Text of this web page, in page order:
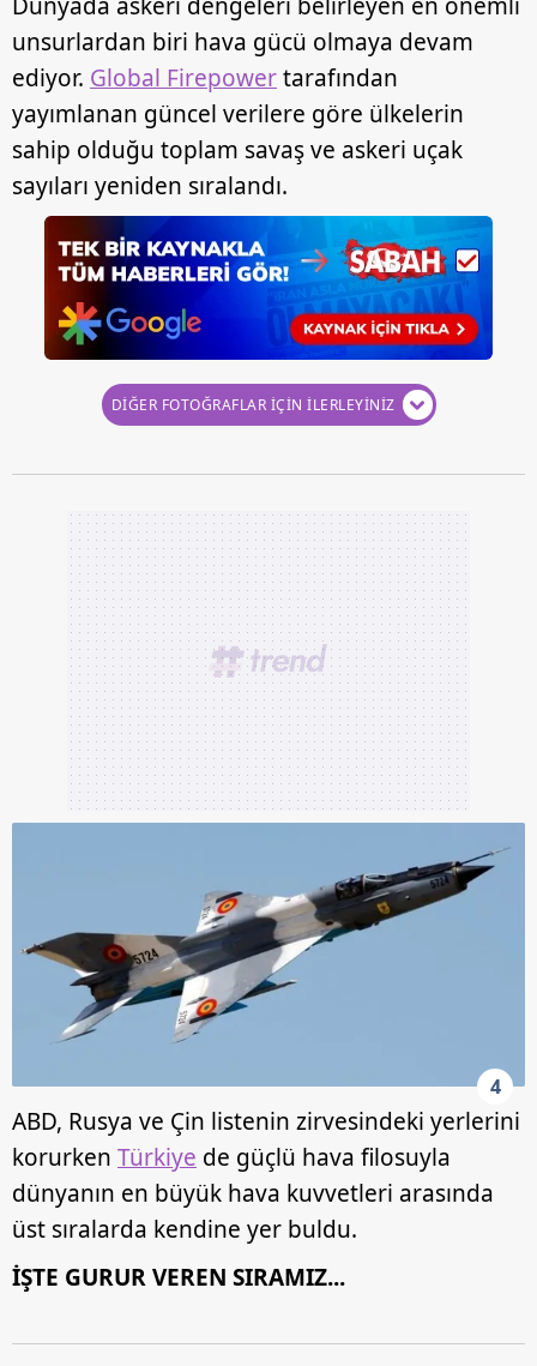
unsurlardan biri hava gücü olmaya devam
ediyor. Global Firepowertarafından
yayımlanan güncel verilere göre ülkelerin
sahip olduğu toplam savaş ve askeri uçak
sayıları yeniden sıralandı.
DİĞER FOTOĞRAFLAR İÇİN İLERLEYİNİZ
4
ABD, Rusya ve Çin listenin zirvesindeki yerlerini
korurken Türkiye de güçlü hava filosuyla
dünyanın en büyük hava kuvvetleri arasında
üst sıralarda kendine yer buldu.
İŞTE GURUR VEREN SIRAMIZ...